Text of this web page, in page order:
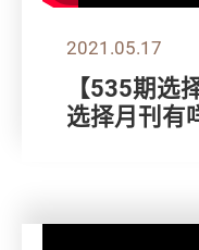
2021.05.17
【535期选
选择月刊有